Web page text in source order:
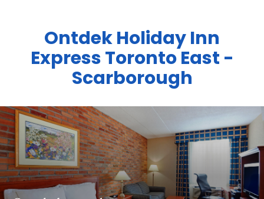
OntdekHoliday Inn
ExpressToronto East -
Scarborough